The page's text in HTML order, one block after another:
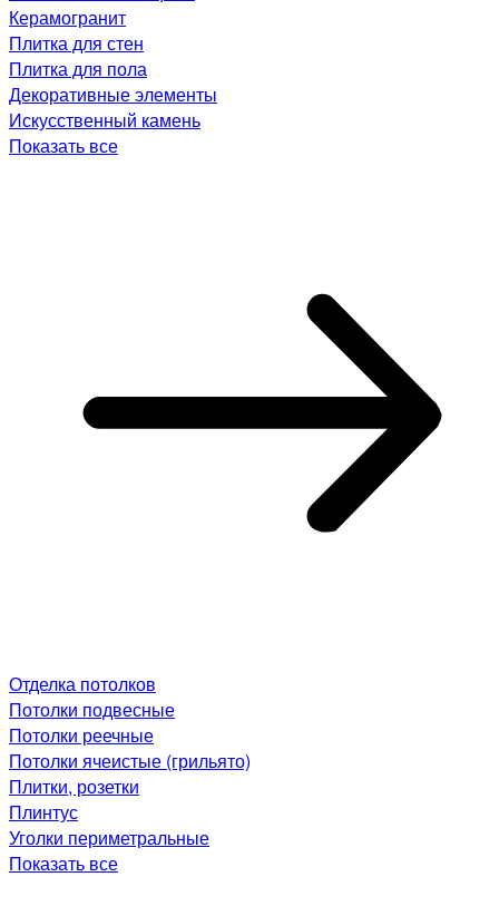
Керамогранит
Плитка для стен
Плитка для пола
Декоративные элементы
Искусственный камень
Показать все
Отделка потолков
Потолки подвесные
Потолки реечные
Потолки ячеистые (грильято)
Плитки, розетки
Плинтус
Уголки периметральные
Показать все